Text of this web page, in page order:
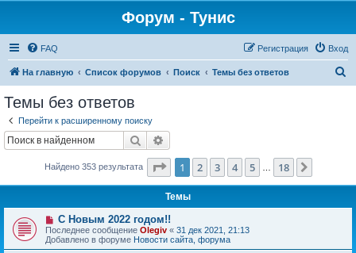
Форум - Тунис
FAQ Вход
Регистрация
На главную Список форумов Поиск Темы без ответов
Темы без ответов
Перейти к расширенному поиску
Поиск
Найдено 353 результата Страница из 18
1 2 3 4 5 18
Темы
Н
о
в
о
С Новым 2022 годом!!
Последнее сообщение Olegiv « 31 дек 2021, 21:13
Добавлено в форуме Новости сайта, форума